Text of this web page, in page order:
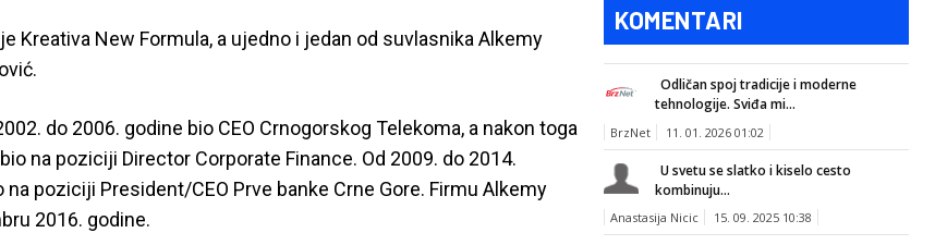
Kreativa New Formula, a ujedno i jedan od suvlasnika Alkemy
do 2006. godine bio CEO Crnogorskog Telekoma, a nakon toga
na poziciji Director Corporate Finance. Od 2009. do 2014.
na poziciji President/CEO Prve banke Crne Gore. Firmu Alkemy
2016. godine.
KOMENTARI
Odličan spoj tradicije i moderne
tehnologije. Sviđa mi...
BrzNet 11. 01. 2026 01:02
U svetu se slatko i kiselo cesto
kombinuju...
Anastasija Nicic 15. 09. 2025 10:38